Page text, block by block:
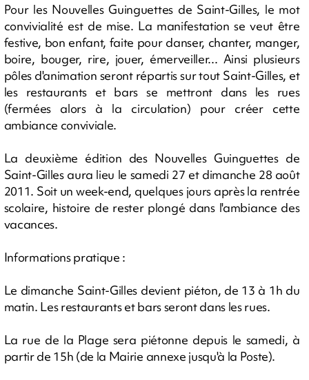
Pour les Nouvelles Guinguettes de Saint-Gilles, le mot
convivialité est de mise. La manifestation se veut être
festive, bon enfant, faite pour danser, chanter, manger,
boire, bouger, rire, jouer, émerveiller... Ainsi plusieurs
pôles d'animation seront répartis sur tout Saint-Gilles, et
les restaurants et bars se mettront dans les rues
(fermées alors à la circulation) pour créer cette
ambiance conviviale.
La deuxième édition des Nouvelles Guinguettes de
Saint-Gilles aura lieu le samedi 27 et dimanche 28 août
2011. Soit un week-end, quelques jours après la rentrée
scolaire, histoire de rester plongé dans l'ambiance des
vacances.
Informations pratique :
Le dimanche Saint-Gilles devient piéton, de 13 à 1h du
matin. Les restaurants et bars seront dans les rues.
La rue de la Plage sera piétonne depuis le samedi, à
partir de 15h (de la Mairie annexe jusqu'à la Poste).